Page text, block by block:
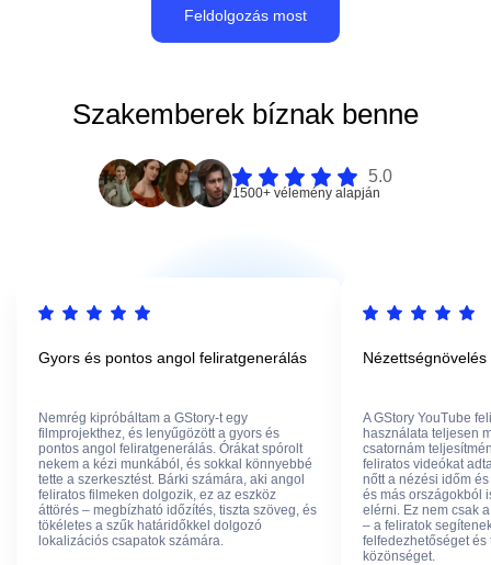
Feldolgozás most
Szakemberek bíznak benne
5.0
1500+ vélemény alapján
Gyors és pontos angol feliratgenerálás
Nemrég kipróbáltam a GStory-t egy
filmprojekthez, és lenyűgözött a gyors és
pontos angol feliratgenerálás. Órákat spórolt
nekem a kézi munkából, és sokkal könnyebbé
tette a szerkesztést. Bárki számára, aki angol
feliratos filmeken dolgozik, ez az eszköz
áttörés – megbízható időzítés, tiszta szöveg, és
tökéletes a szűk határidőkkel dolgozó
lokalizációs csapatok számára.
A GStory YouTube
használata teljesen
csatornám
feliratos videókat
nőtt a nézési időm
és más országokból
elérni. Ez nem csak
– a feliratok
felfedezhetőséget
közönséget.